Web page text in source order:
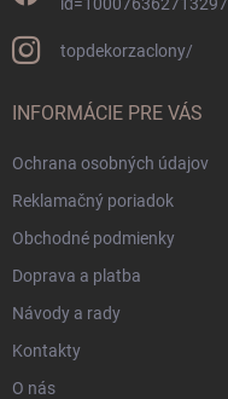
topdekorzaclony/
INFORMÁCIE PRE VÁS
Ochrana osobných údajov
Reklamačný poriadok
Obchodné podmienky
Doprava a platba
Návody a rady
Kontakty
O nás